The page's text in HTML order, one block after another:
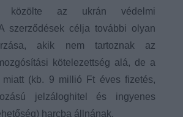
közölte az ukrán védelmi
szerződések célja további olyan
akik nem tartoznak az
kötelezettség alá, de a
miatt (kb. 9 millió Ft éves fizetés,
jelzáloghitel és ingyenes
harcba állnának.